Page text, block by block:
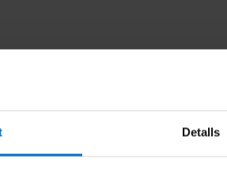
Detalls